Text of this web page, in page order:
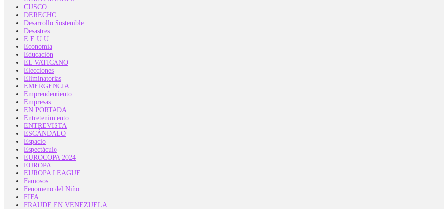
CUSCO
DERECHO
Desarrollo Sostenible
Desastres
E.E.U.U.
Economía
Educación
EL VATICANO
Elecciones
Eliminatorias
EMERGENCIA
Emprendemiento
Empresas
EN PORTADA
Entretenimiento
ENTREVISTA
ESCÁNDALO
Espacio
Espectáculo
EUROCOPA 2024
EUROPA
EUROPA LEAGUE
Famosos
Fenomeno del Niño
FIFA
FRAUDE EN VENEZUELA